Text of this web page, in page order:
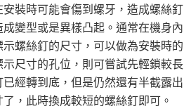
裝時可能會傷到螺牙，造成螺絲釘
變型或是異樣凸起。通常在機身內
螺絲釘的尺寸，可以做為安裝時的
尺寸的孔位，則可嘗試先輕鎖較長
經轉到底，但是仍然還有半截露出
，此時換成較短的螺絲釘即可。